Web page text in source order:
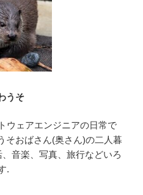
うそ
ウェアエンジニアの日常で
おばさん(奥さん)の二人暮
音楽、写真、旅行などいろ
.